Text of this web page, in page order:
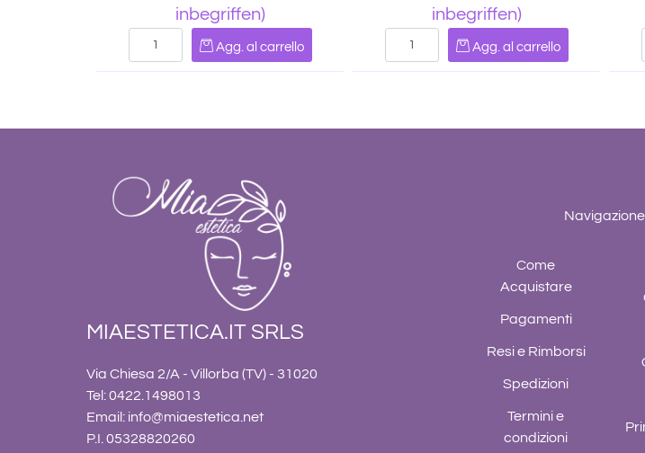
inbegriffen)
Quantità
Agg. al carrello
inbegriffen)
Quantità
Agg. al carrello
MIAESTETICA.IT SRLS
Via Chiesa 2/A - Villorba (TV) - 31020
Tel: 0422.1498013
Email: info@miaestetica.net
P.I. 05328820260
Navigazione
Come
Acquistare
Pagamenti
Resi e Rimborsi
Spedizioni
Termini e
condizioni